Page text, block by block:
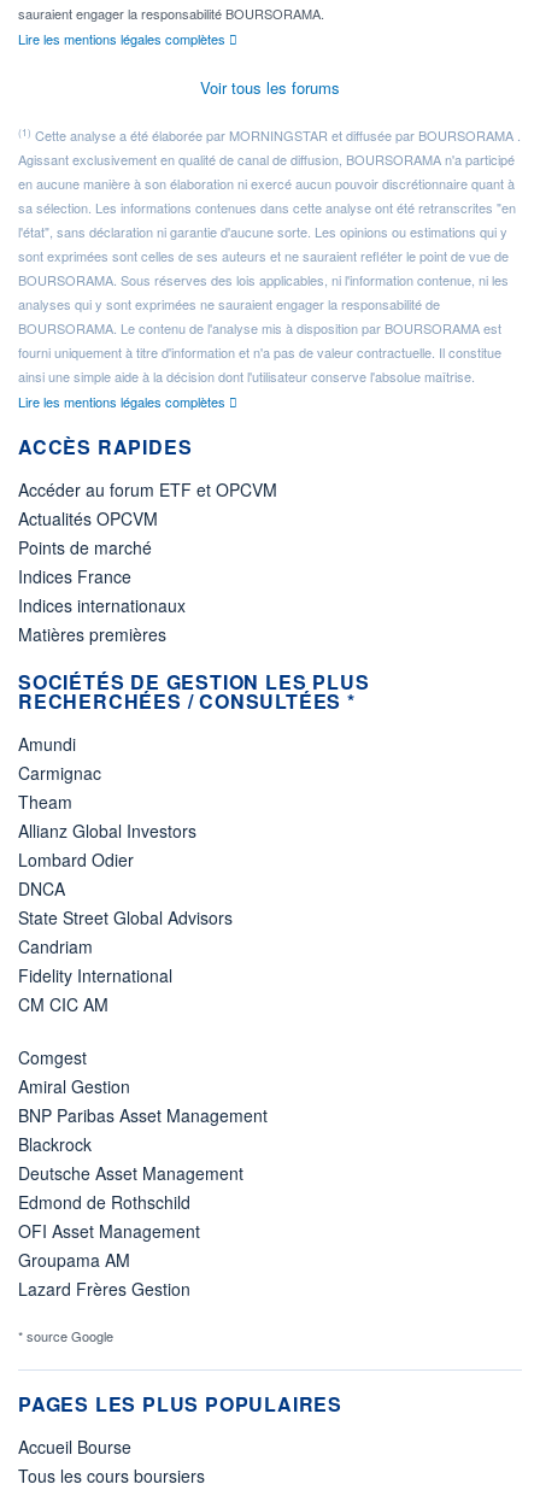
sauraient engager la responsabilité BOURSORAMA.
Lire les mentions légales complètes
Voir tous les forums
(1) Cette analyse a été élaborée par MORNINGSTAR et diffusée par BOURSORAMA .
Agissant exclusivement en qualité de canal de diffusion, BOURSORAMA n'a participé
en aucune manière à son élaboration ni exercé aucun pouvoir discrétionnaire quant à
sa sélection. Les informations contenues dans cette analyse ont été retranscrites "en
l'état", sans déclaration ni garantie d'aucune sorte. Les opinions ou estimations qui y
sont exprimées sont celles de ses auteurs et ne sauraient refléter le point de vue de
BOURSORAMA. Sous réserves des lois applicables, ni l'information contenue, ni les
analyses qui y sont exprimées ne sauraient engager la responsabilité de
BOURSORAMA. Le contenu de l'analyse mis à disposition par BOURSORAMA est
fourni uniquement à titre d'information et n'a pas de valeur contractuelle. Il constitue
ainsi une simple aide à la décision dont l'utilisateur conserve l'absolue maîtrise.
Lire les mentions légales complètes
ACCÈS RAPIDES
Accéder au forum ETF et OPCVM
Actualités OPCVM
Points de marché
Indices France
Indices internationaux
Matières premières
SOCIÉTÉS DE GESTION LES PLUS
RECHERCHÉES / CONSULTÉES *
Amundi
Carmignac
Theam
Allianz Global Investors
Lombard Odier
DNCA
State Street Global Advisors
Candriam
Fidelity International
CM CIC AM
Comgest
Amiral Gestion
BNP Paribas Asset Management
Blackrock
Deutsche Asset Management
Edmond de Rothschild
OFI Asset Management
Groupama AM
Lazard Frères Gestion
* source Google
PAGES LES PLUS POPULAIRES
Accueil Bourse
Tous les cours boursiers